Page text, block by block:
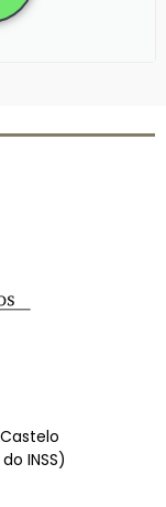
INSS)